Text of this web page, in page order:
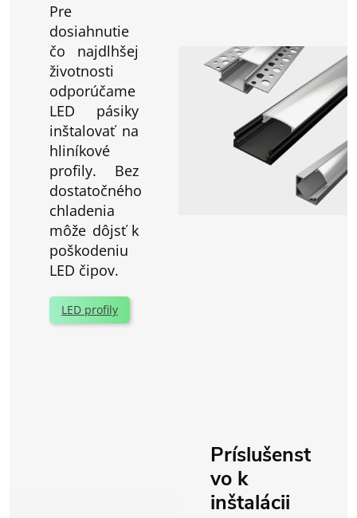
Pre
dosiahnutie
čo najdlhšej
životnosti
odporúčame
LED pásiky
inštalovať na
hliníkové
profily. Bez
dostatočného
chladenia
môže dôjsť k
poškodeniu
LED čipov.
LED profily
Príslušenst
vo k
inštalácii